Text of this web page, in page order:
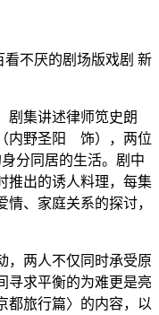
剧集讲述律师笕史朗
内野圣阳 饰），两位
分同居的生活。剧中
推出的诱人料理，每集
、家庭关系的探讨，
，两人不仅同时承受原
寻求平衡的为难更是亮
都旅行篇〉的内容，以